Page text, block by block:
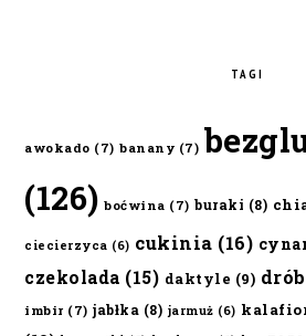
TAGI
awokado (7) banany (7)
(126) boćwina (7) buraki (8)
ciecierzyca (6) cukinia (16)
czekolada (15) daktyle (9) drób
imbir (7) jabłka (8) jarmuż (6)